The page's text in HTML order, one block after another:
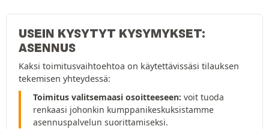
USEIN KYSYTYT KYSYMYKSET:
ASENNUS
Kaksi toimitusvaihtoehtoa on käytettävissäsi tilauksen
tekemisen yhteydessä:
Toimitus valitsemaasi osoitteeseen: voit tuoda
renkaasi johonkin kumppanikeskuksistamme
asennuspalvelun suorittamiseksi.